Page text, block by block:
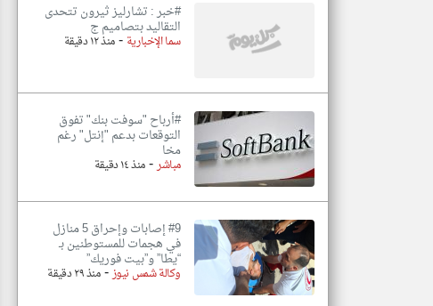
#خبر : تشارليز ثيرون تتحدى
التقاليد بتصاميم ج
سما الإخبارية -منذ ١٢ دقيقة
#أرباح "سوفت بنك" تفوق
التوقعات بدعم "إنتل" رغم
مخا
مباشر-منذ ١٤ دقيقة
#9 إصابات وإحراق 5 منازل
في هجمات للمستوطنين بـ
“يطا” و”بيت فوريك”
وكالة شمس نيوز-منذ ٢٩ دقيقة